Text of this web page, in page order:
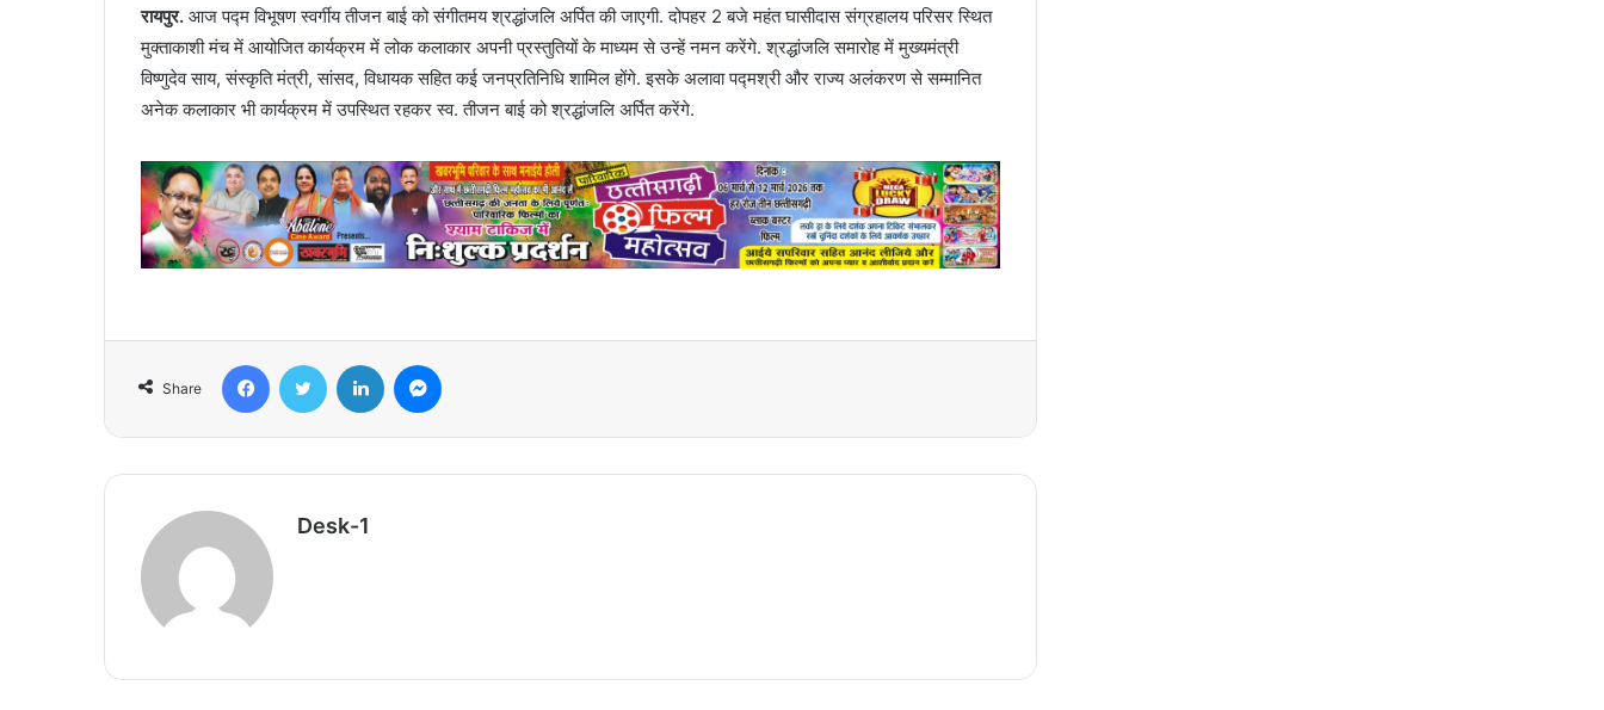
रायपुर. आज पद्म विभूषण स्वर्गीय तीजन बाई को संगीतमय श्रद्धांजलि अर्पित की जाएगी. दोपहर 2 बजे महंत घासीदास संग्रहालय परिसर स्थित
मुक्ताकाशी मंच में आयोजित कार्यक्रम में लोक कलाकार अपनी प्रस्तुतियों के माध्यम से उन्हें नमन करेंगे. श्रद्धांजलि समारोह में मुख्यमंत्री
विष्णुदेव साय, संस्कृति मंत्री, सांसद, विधायक सहित कई जनप्रतिनिधि शामिल होंगे. इसके अलावा पद्मश्री और राज्य अलंकरण से सम्मानित
अनेक कलाकार भी कार्यक्रम में उपस्थित रहकर स्व. तीजन बाई को श्रद्धांजलि अर्पित करेंगे.
Share
Desk-1